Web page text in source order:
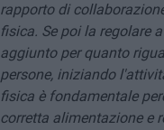
rapporto di
fisica. Se poi la regolare
aggiunto per quanto
persone, iniziando
fisica è fondamentale
corretta alimentazione e